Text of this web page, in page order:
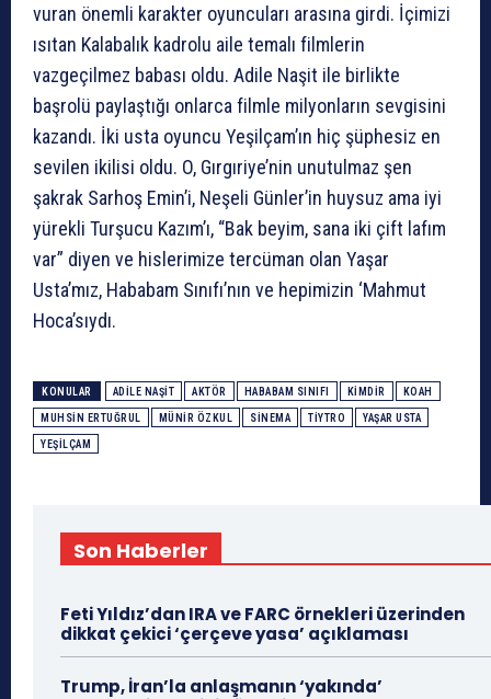
vuran önemli karakter oyuncuları arasına girdi. İçimizi
ısıtan Kalabalık kadrolu aile temalı filmlerin
vazgeçilmez babası oldu. Adile Naşit ile birlikte
başrolü paylaştığı onlarca filmle milyonların sevgisini
kazandı. İki usta oyuncu Yeşilçam’ın hiç şüphesiz en
sevilen ikilisi oldu. O, Gırgıriye’nin unutulmaz şen
şakrak Sarhoş Emin’i, Neşeli Günler’in huysuz ama iyi
yürekli Turşucu Kazım’ı, “Bak beyim, sana iki çift lafım
var” diyen ve hislerimize tercüman olan Yaşar
Usta’mız, Hababam Sınıfı’nın ve hepimizin ‘Mahmut
Hoca’sıydı.
KONULAR ADILE NAŞIT AKTÖR HABABAM SINIFI KIMDIR KOAH
MUHSIN ERTUĞRUL MÜNIR ÖZKUL SINEMA TIYTRO YAŞAR USTA
YEŞILÇAM
Son Haberler
Feti Yıldız’dan IRA ve FARC örnekleri üzerinden
dikkat çekici ‘çerçeve yasa’ açıklaması
Trump, İran’la anlaşmanın ‘yakında’